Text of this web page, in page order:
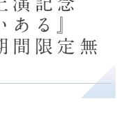
ある』
間限定無